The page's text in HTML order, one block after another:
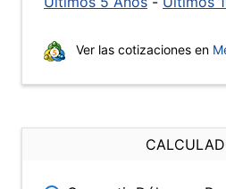
Ver las cotizaciones en